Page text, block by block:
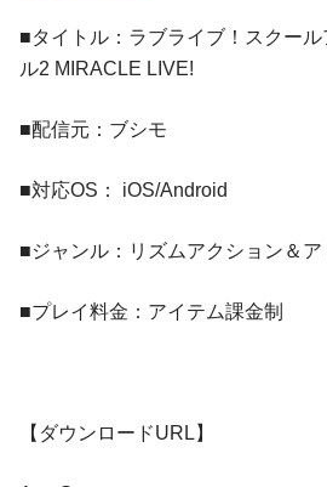
■タイトル：ラブライブ！スクー
ル2 MIRACLE LIVE!
■配信元：ブシモ
■対応OS： iOS/Android
■ジャンル：リズムアクション＆
■プレイ料金：アイテム課金制
【ダウンロードURL】